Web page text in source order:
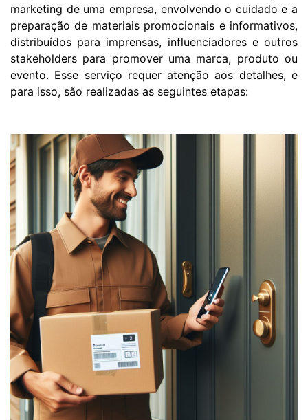
marketing de uma empresa, envolvendo o cuidado e a
preparação de materiais promocionais e informativos,
distribuídos para imprensas, influenciadores e outros
stakeholders para promover uma marca, produto ou
evento. Esse serviço requer atenção aos detalhes, e
para isso, são realizadas as seguintes etapas: